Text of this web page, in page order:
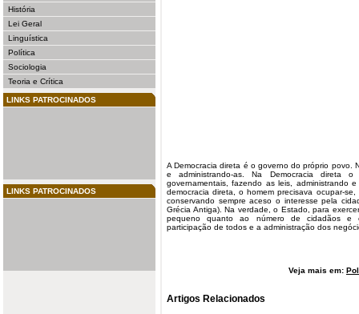
História
Lei Geral
Linguística
Política
Sociologia
Teoria e Crítica
LINKS PATROCINADOS
LINKS PATROCINADOS
A Democracia direta é o governo do próprio povo.
e administrando-as. Na Democracia direta
governamentais, fazendo as leis, administrando
democracia direta, o homem precisava ocupar-
conservando sempre aceso o interesse pela
Grécia Antiga). Na verdade, o Estado, para
pequeno quanto ao número de cidadãos e
participação de todos e a administração dos
Veja mais em:
Artigos Relacionados